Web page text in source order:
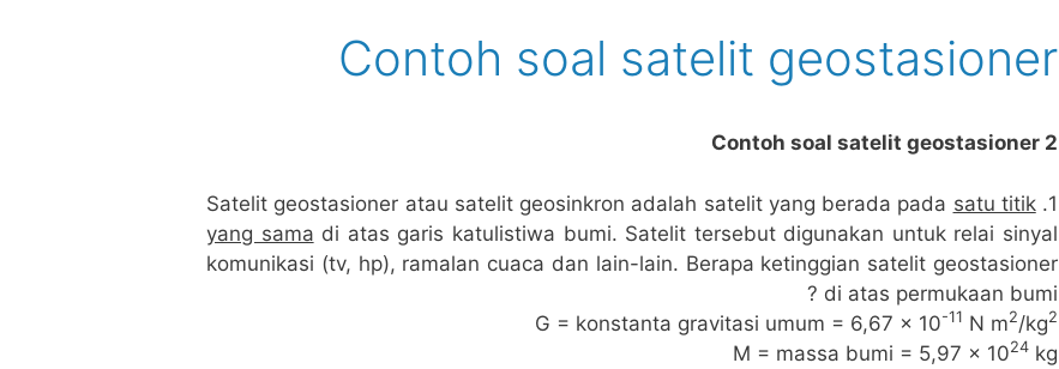
Contoh soal satelit geostasioner
2 Contoh soal satelit geostasioner
1. Satelit geostasioner atau satelit geosinkron adalah satelit yang berada pada
satu titik
yang sama di atas garis katulistiwa bumi. Satelit tersebut digunakan untuk relai sinyal
komunikasi (tv, hp), ramalan cuaca dan lain-lain. Berapa ketinggian satelit geostasioner
di atas permukaan bumi ?
G = konstanta gravitasi umum = 6,67 x 10-11 N m2/kg2
M = massa bumi = 5,97 x 1024 kg